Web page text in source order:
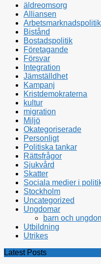
äldreomsorg
Alliansen
Arbetsmarknadspolitik
Bistånd
Bostadspolitik
Företagande
Försvar
Integration
Jämställdhet
Kampanj
Kristdemokraterna
kultur
migration
Miljö
Okategoriserade
Personligt
Politiska tankar
Rättsfrågor
Sjukvård
Skatter
Sociala medier i
Stockholm
Uncategorized
Ungdomar
barn och
Utbildning
Utrikes
Latest Posts